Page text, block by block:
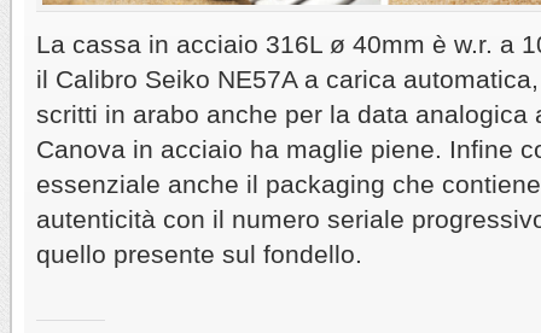
La cassa in acciaio 316L ø 40mm è w.r. a
il Calibro Seiko NE57A a carica
scritti in arabo anche per la data analogica
Canova in acciaio ha maglie piene. Infine
essenziale anche il packaging che
autenticità con il numero seriale
quello presente sul fondello.